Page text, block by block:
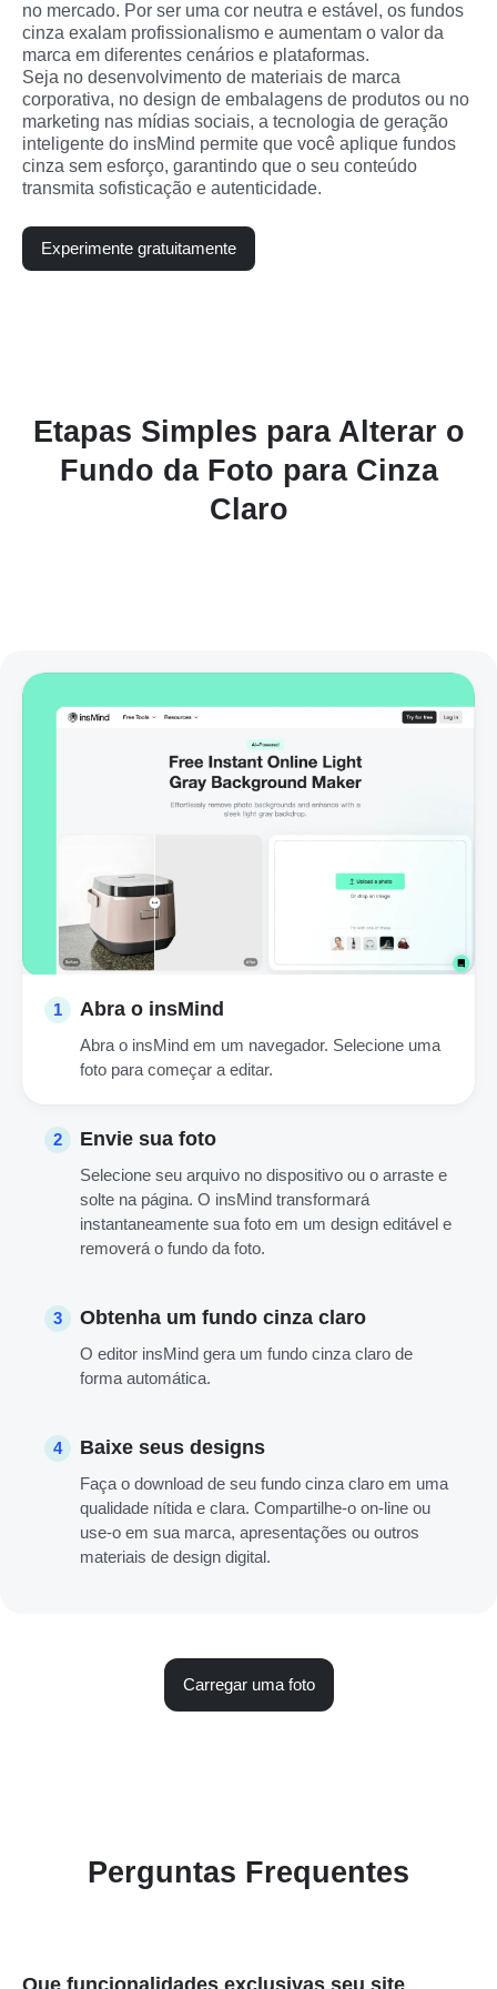
no mercado. Por ser uma cor neutra e estável, os fundos
cinza exalam profissionalismo e aumentam o valor da
marca em diferentes cenários e plataformas.
Seja no desenvolvimento de materiais de marca
corporativa, no design de embalagens de produtos ou no
marketing nas mídias sociais, a tecnologia de geração
inteligente do insMind permite que você aplique fundos
cinza sem esforço, garantindo que o seu conteúdo
transmita sofisticação e autenticidade.
Experimente gratuitamente
Etapas Simples para Alterar o
Fundo da Foto para Cinza
Claro
1 Abra o insMind
Abra o insMind em um navegador. Selecione uma
foto para começar a editar.
2 Envie sua foto
Selecione seu arquivo no dispositivo ou o arraste e
solte na página. O insMind transformará
instantaneamente sua foto em um design editável e
removerá o fundo da foto.
3 Obtenha um fundo cinza claro
O editor insMind gera um fundo cinza claro de
forma automática.
4 Baixe seus designs
Faça o download de seu fundo cinza claro em uma
qualidade nítida e clara. Compartilhe-o on-line ou
use-o em sua marca, apresentações ou outros
materiais de design digital.
Carregar uma foto
Perguntas Frequentes
Que funcionalidades exclusivas seu site